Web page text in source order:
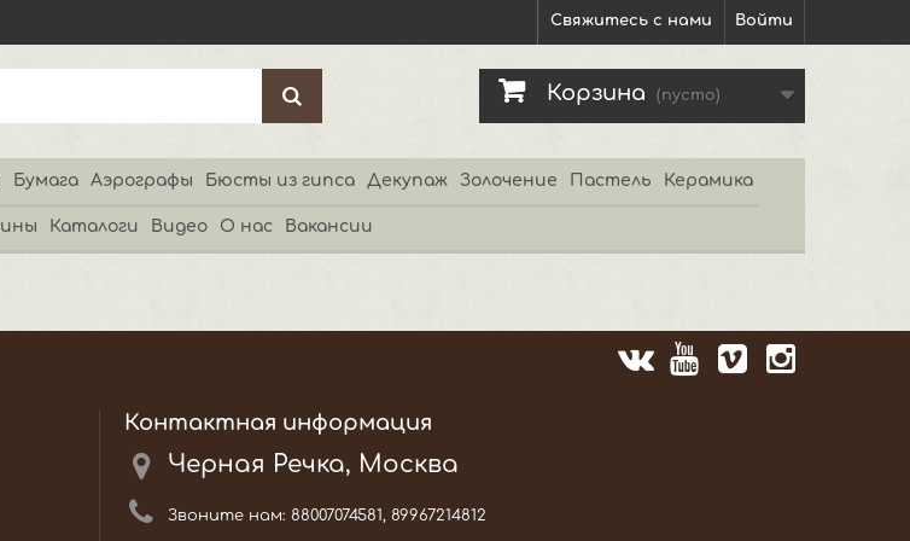
Войти
Свяжитесь с нами
Корзина (пусто)
Бумага Аэрографы Бюсты из гипса Декупаж Золочение Пастель Керамика
Каталоги Видео О нас Вакансии
Контактная информация
Черная Речка, Москва
Звоните нам: 88007074581, 89967214812